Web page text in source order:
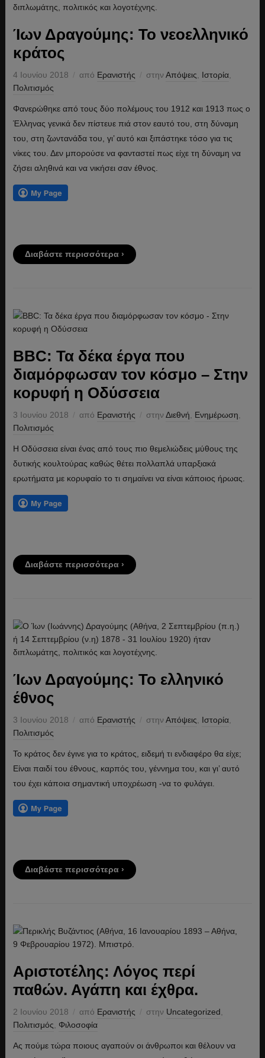
Ίων Δραγούμης: Το νεοελληνικό
κράτος
4 Ιουνίου 2018 από Ερανιστής στηνΑπόψεις Ιστορία,
Πολιτισμός
Φανερώθηκε από τους δύο πολέμους του 1912 και 1913 πως ο
Έλληνας γενικά δεν πίστευε πιά στον εαυτό του, στη δύναμη
του, στη ζωντανάδα του, γι’ αυτό και ξιπάστηκε τόσο για τις
νίκες του. Δεν μπορούσε να φανταστεί πως είχε τη δύναμη να
ζήσει αληθινά και να νικήσει σαν έθνος.
Διαβάστε περισσότερα ›
BBC: Τα δέκα έργα που
διαμόρφωσαν τον κόσμο – Στην
κορυφή η Οδύσσεια
3 Ιουνίου 2018 από Ερανιστής στηνΔιεθνή Ενημέρωση
Πολιτισμός
Η Οδύσσεια είναι ένας από τους πιο θεμελιώδεις μύθους της
δυτικής κουλτούρας καθώς θέτει πολλαπλά υπαρξιακά
ερωτήματα με κορυφαίο το τι σημαίνει να είναι κάποιος ήρωας.
Διαβάστε περισσότερα ›
Ίων Δραγούμης: Το ελληνικό
έθνος
3 Ιουνίου 2018 από Ερανιστής στηνΑπόψεις Ιστορία,
Πολιτισμός
Το κράτος δεν έγινε για το κράτος, ειδεμή τι ενδιαφέρο θα είχε;
Είναι παιδί του έθνους, καρπός του, γέννημα του, και γι’ αυτό
του έχει κάποια σημαντική υποχρέωση -να το φυλάγει.
Διαβάστε περισσότερα ›
Αριστοτέλης: Λόγος περί
παθών. Αγάπη και έχθρα.
2 Ιουνίου 2018 από Ερανιστής στην Uncategorized
Πολιτισμός
Φιλοσοφία
Ας πούμε τώρα ποιους αγαπούν οι άνθρωποι και θέλουν να